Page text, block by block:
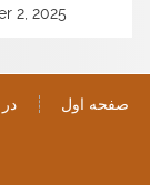
2, 2025
صفحه اول در